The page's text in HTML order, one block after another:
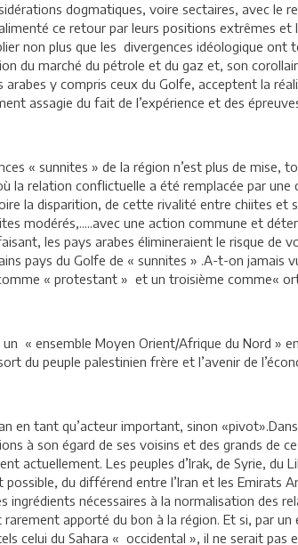
dogmatiques, voire sectaires, avec le
ce retour par leurs positions extrêmes
non plus que les divergences idéologique ont
du marché du pétrole et du gaz et, son
y compris ceux du Golfe, acceptent la
assagie du fait de l’expérience et des
« sunnites » de la région n’est plus de
la relation conflictuelle a été remplacée par
la disparition, de cette rivalité entre chiites et
modérés,.....avec une action commune et
les pays arabes élimineraient le risque de
pays du Golfe de « sunnites » .A-t-on jamais
« protestant » et un troisième comme«
« ensemble Moyen Orient/Afrique du Nord »
du peuple palestinien frère et l’avenir de
en tant qu’acteur important, sinon
à son égard de ses voisins et des grands de
actuellement. Les peuples d’Irak, de Syrie, du
du différend entre l’Iran et les Emirats
ingrédients nécessaires à la normalisation des
apporté du bon à la région. Et si, par un
celui du Sahara « occidental », il ne serait pas